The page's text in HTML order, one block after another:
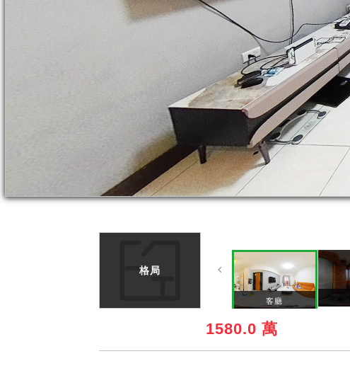
格局
客廳
1580.0 萬